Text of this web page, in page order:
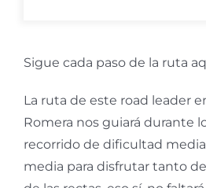
Sigue cada paso de la ruta
La ruta de este road leader
Romera nos guiará durante
recorrido de dificultad
media para disfrutar tanto